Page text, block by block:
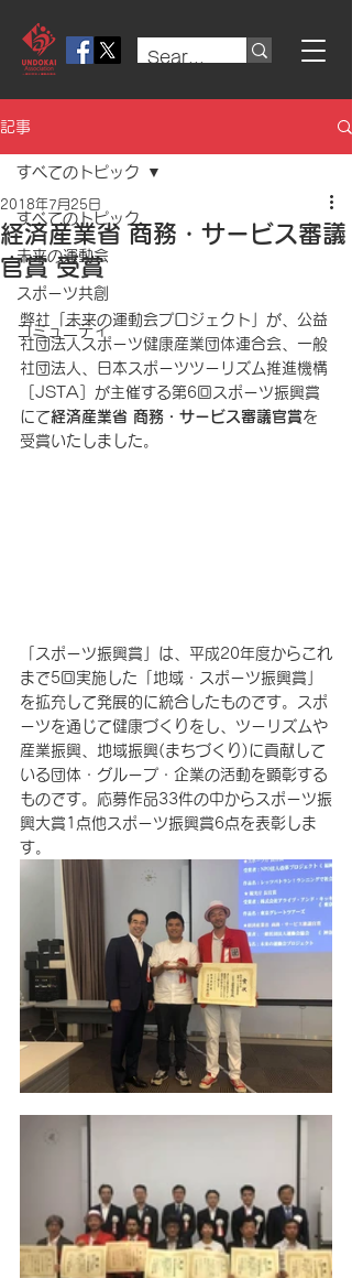
記事
すべてのトピック
未来の運動会
スポーツ共創
コミュニティ
すべてのトピック
経済産業省 商務・サービス審議
官賞 受賞
2018年7月25日
弊社「未来の運動会プロジェクト」が、公益
社団法人スポーツ健康産業団体連合会、一般
社団法人、日本スポーツツーリズム推進機構
［JSTA］が主催する第6回スポーツ振興賞
にて経済産業省 商務・サービス審議官賞を
受賞いたしました。
「スポーツ振興賞」は、平成20年度からこれ
まで5回実施した「地域・スポーツ振興賞」
を拡充して発展的に統合したものです。スポ
ーツを通じて健康づくりをし、ツーリズムや
産業振興、地域振興(まちづくり)に貢献して
いる団体・グループ・企業の活動を顕彰する
ものです。応募作品33件の中からスポーツ振
興大賞1点他スポーツ振興賞6点を表彰しま
す。